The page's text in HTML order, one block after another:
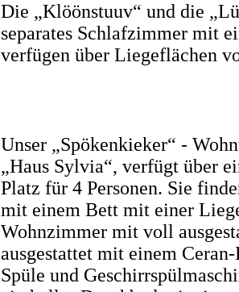
Die „Klöönstuuv“ und die
separates Schlafzimmer mit
verfügen über Liegeflächen
Unser „Spökenkieker“ -
„Haus Sylvia“, verfügt über
Platz für 4 Personen. Sie
mit einem Bett mit einer
Wohnzimmer mit voll
ausgestattet mit einem
Spüle und